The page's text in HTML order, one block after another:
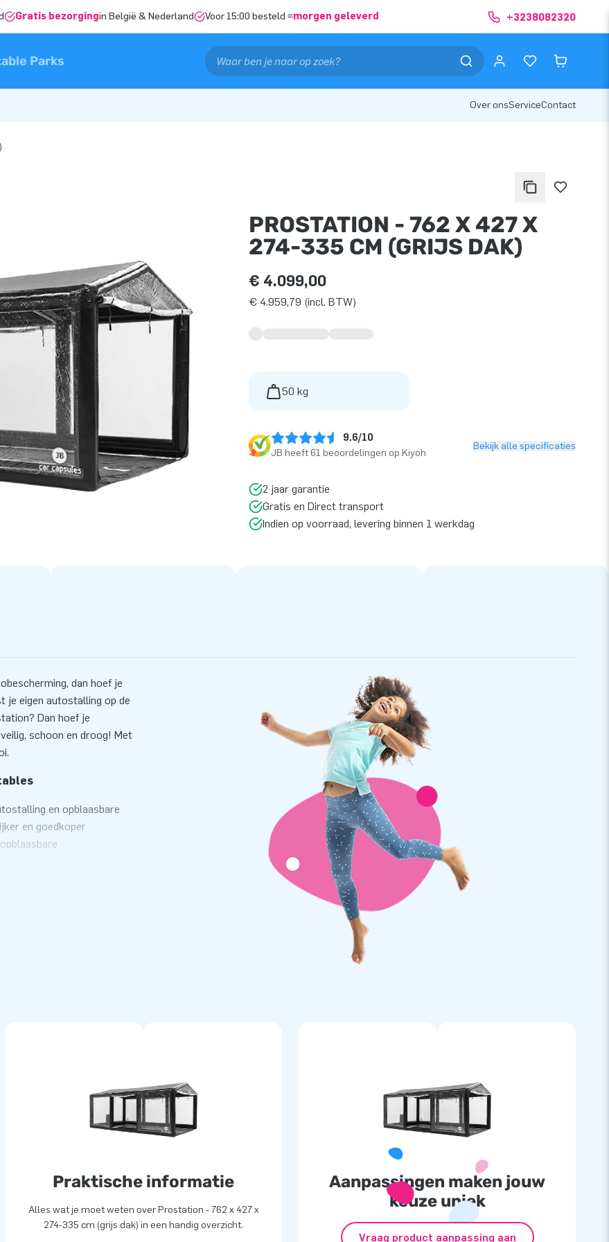
Gratis bezorgingin België & Nederland Voor 15:00 besteld =morgen geleverd +3238082320
Parks
Over onsServiceContact
PROSTATION - 762 X 427 X
274-335 CM (GRIJS DAK)
€ 4.099,00
€ 4.959,79 (incl. BTW)
50 kg
9.6/10
JB heeft 61 beoordelingen op Kiyoh
Bekijk alle specificaties
2 jaar garantie
Gratis en Direct transport
Indien op voorraad, levering binnen 1 werkdag
dan hoef je
je eigen autostalling op de
Dan hoef je
schoon en droog! Met
en opblaasbare
en goedkoper
je auto in de
Car Capsule? Dan moet je
Praktische informatie
Alles wat je moet weten over Prostation - 762 x 427 x
274-335 cm (grijs dak) in een handig overzicht.
Aanpassingen maken jouw
keuze uniek
Vraag product aanpassing aan